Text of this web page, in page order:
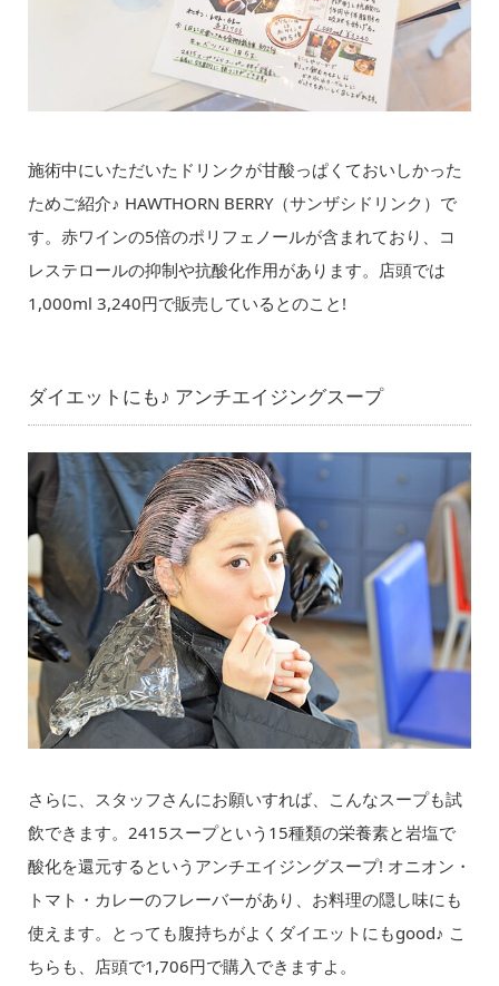
施術中にいただいたドリンクが甘酸っぱくておいしかった
ためご紹介♪ HAWTHORN BERRY（サンザシドリンク）で
す。赤ワインの5倍のポリフェノールが含まれており、コ
レステロールの抑制や抗酸化作用があります。店頭では
1,000ml 3,240円で販売しているとのこと!
ダイエットにも♪ アンチエイジングスープ
さらに、スタッフさんにお願いすれば、こんなスープも試
飲できます。2415スープという15種類の栄養素と岩塩で
酸化を還元するというアンチエイジングスープ! オニオン・
トマト・カレーのフレーバーがあり、お料理の隠し味にも
使えます。とっても腹持ちがよくダイエットにもgood♪ こ
ちらも、店頭で1,706円で購入できますよ。